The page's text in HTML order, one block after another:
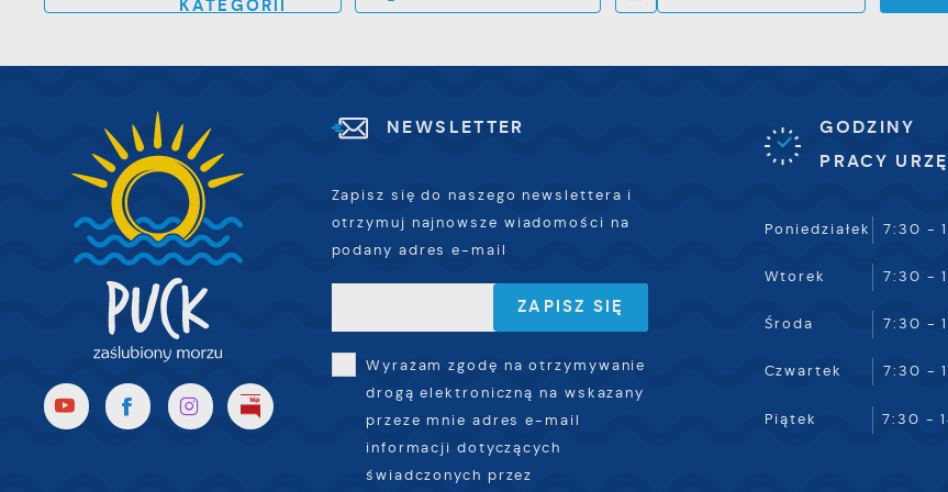
KATEGORII
NEWSLETTER
Zapisz się do naszego newslettera i
otrzymuj najnowsze wiadomości na
podany adres e-mail
Wyrażam zgodę na otrzymywanie
drogą elektroniczną na wskazany
przeze mnie adres e-mail
informacji dotyczących
świadczonych przez
GODZINY
PRACY
Poniedziałek 7:30 -
Wtorek 7:30 -
Środa 7:30 -
Czwartek 7:30 -
Piątek 7:30 -